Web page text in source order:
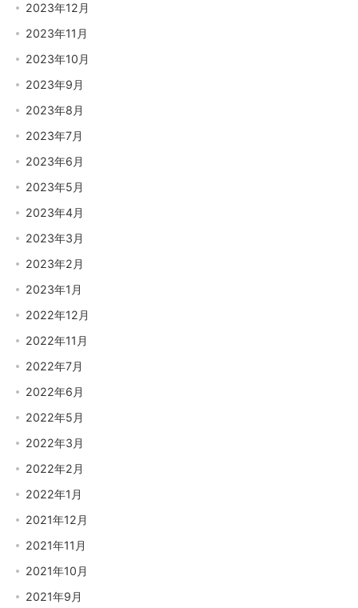
2023年12月
2023年11月
2023年10月
2023年9月
2023年8月
2023年7月
2023年6月
2023年5月
2023年4月
2023年3月
2023年2月
2023年1月
2022年12月
2022年11月
2022年7月
2022年6月
2022年5月
2022年3月
2022年2月
2022年1月
2021年12月
2021年11月
2021年10月
2021年9月